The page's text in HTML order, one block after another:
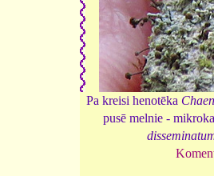
Pa kreisi henotēka
pusē melnie -